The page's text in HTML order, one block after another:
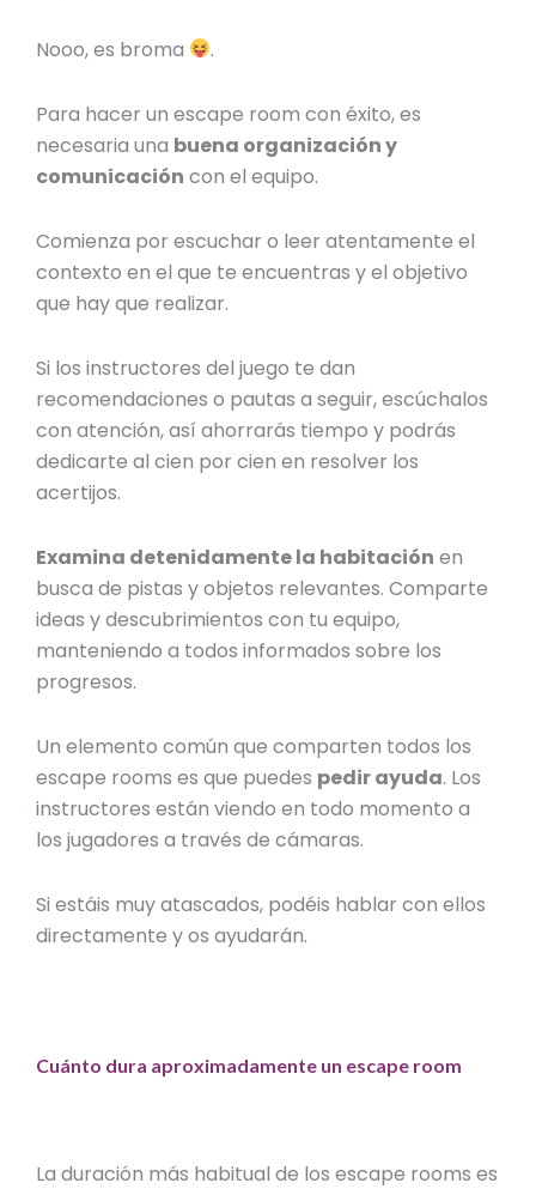
Nooo, es broma .
Para hacer un escape room con éxito, es
necesaria una buena organización y
comunicación con el equipo.
Comienza por escuchar o leer atentamente el
contexto en el que te encuentras y el objetivo
que hay que realizar.
Si los instructores del juego te dan
recomendaciones o pautas a seguir, escúchalos
con atención, así ahorrarás tiempo y podrás
dedicarte al cien por cien en resolver los
acertijos.
Examina detenidamente la habitación en
busca de pistas y objetos relevantes. Comparte
ideas y descubrimientos con tu equipo,
manteniendo a todos informados sobre los
progresos.
Un elemento común que comparten todos los
escape rooms es que puedes pedir ayuda. Los
instructores están viendo en todo momento a
los jugadores a través de cámaras.
Si estáis muy atascados, podéis hablar con ellos
directamente y os ayudarán.
Cuánto dura aproximadamente un escape room
La duración más habitual de los escape rooms es